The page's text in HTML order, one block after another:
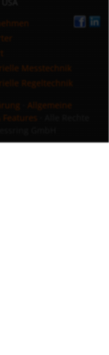
Messtechnik
Regeltechnik
Allgemeine
Features